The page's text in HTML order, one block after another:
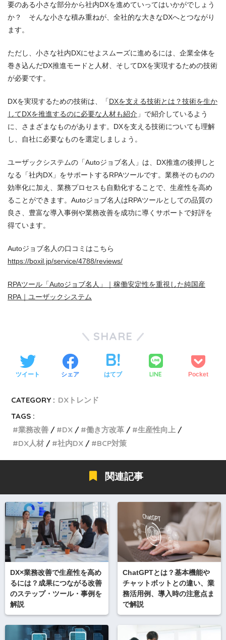
要のある小さな部分から社内DXを進めていってはいかがでしょう
か？ そんな小さな積み重ねが、全社的な大きなDXへとつながり
ます。
ただし、小さな社内DXにせよスムーズに進めるには、企業全体を
巻き込んだDX推進モードと人材、そしてDXを実現するための技術
が必要です。
DXを実現するための技術は、「DXを支える技術とは？技術を生か
してDXを推進するのに必要な人材も紹介 」で紹介しているよう
に、さまざまなものがあります。DXを支える技術についても理解
し、自社に必要なものを選定しましょう。
ユーザックシステムの「Autoジョブ名人」は、DX推進の後押しと
なる「社内DX」をサポートするRPAツールです。業務そのものの
効率化に加え、業務プロセスも自動化することで、生産性を高め
ることができます。Autoジョブ名人はRPAツールとしての品質の
良さ、豊富な導入事例や業務改善を成功に導くサポートで好評を
得ています。
Autoジョブ名人の口コミはこちら
https://boxil.jp/service/4788/reviews/
RPAツール「Autoジョブ名人」｜稼働安定性を重視した純国産
RPA｜ユーザックシステム
SHARE
ツイート シェア はてブ LINE Pocket
CATEGORY : DXトレンド
TAGS :
業務改善
DX 働き方改革
生産性向上
DX人材
社内DX BCP対策
関連記事
DX×業務改善で生産性を高め
るには？成果につながる改善
のステップ・ツール・事例を
解説
ChatGPTとは？基本機能や
チャットボットとの違い、業
務活用例、導入時の注意点ま
で解説